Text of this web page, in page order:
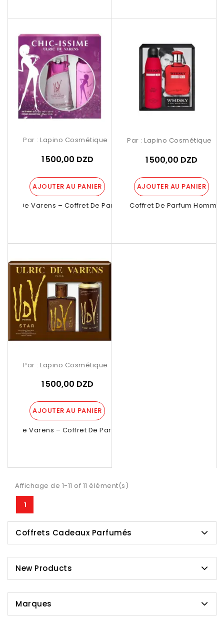
Ulric De Varens – Coffret De Parfum...
Par : Lapino Cosmétique
1 500,00 DZD
AJOUTER AU PANIER
Whisky – Coffret De Parfum Homme
Par : Lapino Cosmétique
1 500,00 DZD
AJOUTER AU PANIER
Ulric De Varens – Coffret De Parfums...
Par : Lapino Cosmétique
1 500,00 DZD
AJOUTER AU PANIER
Affichage de 1-11 of 11 élément(s)
1
Coffrets Cadeaux Parfumés
New Products
Marques